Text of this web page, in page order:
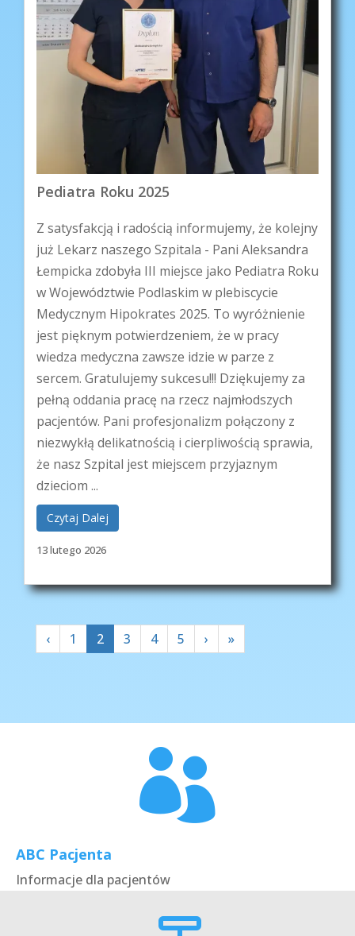
Pediatra Roku 2025
Z satysfakcją i radością informujemy, że kolejny
już Lekarz naszego Szpitala - Pani Aleksandra
Łempicka zdobyła III miejsce jako Pediatra Roku
w Województwie Podlaskim w plebiscycie
Medycznym Hipokrates 2025. To wyróżnienie
jest pięknym potwierdzeniem, że w pracy
wiedza medyczna zawsze idzie w parze z
sercem. Gratulujemy sukcesu!!! Dziękujemy za
pełną oddania pracę na rzecz najmłodszych
pacjentów. Pani profesjonalizm połączony z
niezwykłą delikatnością i cierpliwością sprawia,
że nasz Szpital jest miejscem przyjaznym
dzieciom ...
Czytaj Dalej
13 lutego 2026
‹ 1 2 3 4 5 › »

ABC Pacjenta
Informacje dla pacjentów